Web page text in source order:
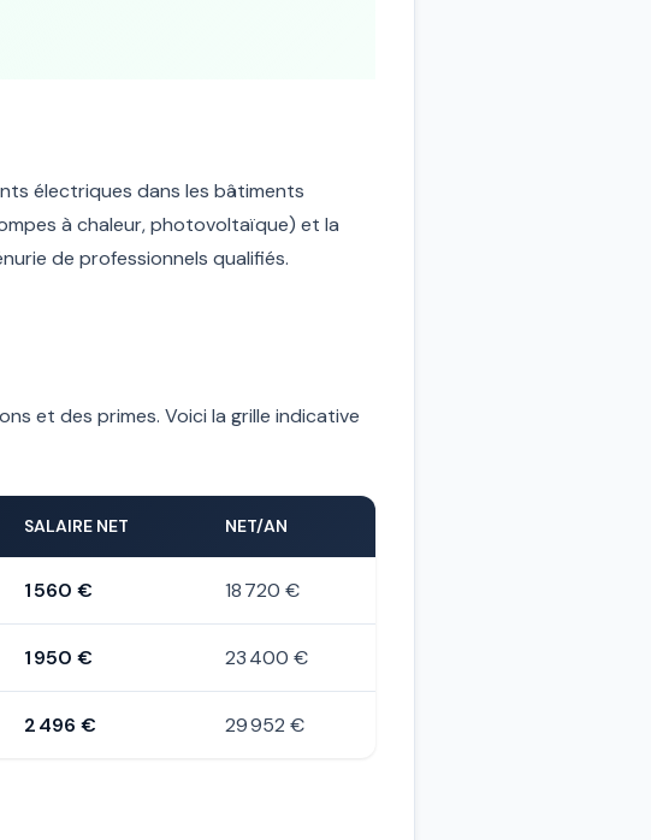
électriques dans les bâtiments
à chaleur, photovoltaïque) et la
de professionnels qualifiés.
et des primes. Voici la grille indicative
SALAIRE NET NET/AN
1 560 € 18 720 €
1 950 € 23 400 €
2 496 € 29 952 €